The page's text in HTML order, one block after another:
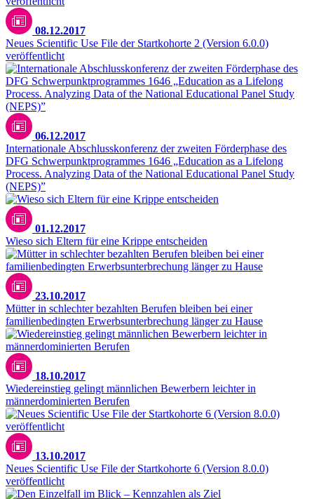
08.12.2017
Neues Scientific Use File der Startkohorte 2 (Version 6.0.0)
veröffentlicht
06.12.2017
Internationale Abschlusskonferenz der zweiten Förderphase des
DFG Schwerpunktprogrammes 1646 „Education as a Lifelong
Process. Analyzing Data of the National Educational Panel Study
(NEPS)”
01.12.2017
Wieso sich Eltern für eine Krippe entscheiden
23.10.2017
Mütter in schlechter bezahlten Berufen bleiben bei einer
familienbedingten Erwerbsunterbrechung länger zu Hause
18.10.2017
Wiedereinstieg gelingt männlichen Bewerbern leichter in
männerdominierten Berufen
13.10.2017
Neues Scientific Use File der Startkohorte 6 (Version 8.0.0)
veröffentlicht